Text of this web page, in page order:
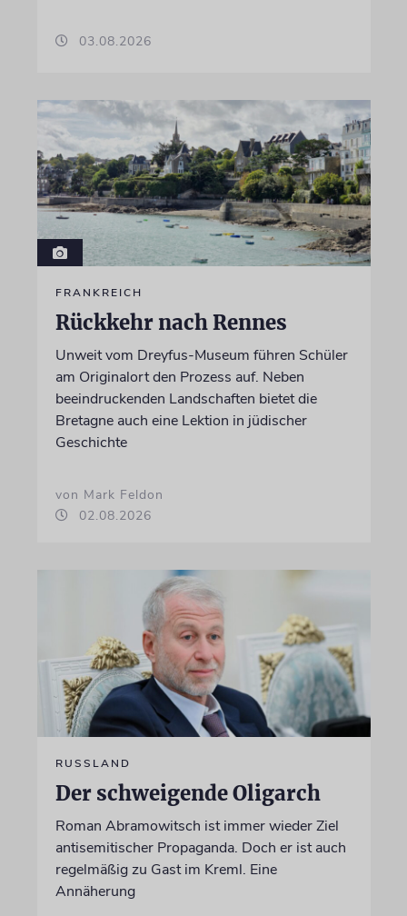
03.08.2026
FRANKREICH
Rückkehr nach Rennes
Unweit vom Dreyfus-Museum führen Schüler
am Originalort den Prozess auf. Neben
beeindruckenden Landschaften bietet die
Bretagne auch eine Lektion in jüdischer
Geschichte
von Mark Feldon
02.08.2026
RUSSLAND
Der schweigende Oligarch
Roman Abramowitsch ist immer wieder Ziel
antisemitischer Propaganda. Doch er ist auch
regelmäßig zu Gast im Kreml. Eine
Annäherung